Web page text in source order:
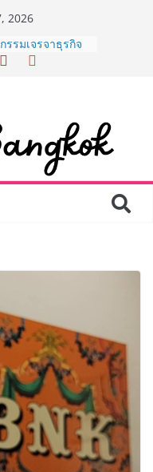
2026
รรมเจรจาธุรกิจ
2026” ยก
งมาลัย และสังฆ
เลือกซื้อมาลัย
แม่ เปิดให้
วโมง
School เผยวิสัย
นักธุรกิจทั่ว
แห่งปี พบ CEO
ดวิสัยทัศน์ธุรกิจ
ค รถแห่” ยกวง
นธมิตรทางธุรกิจ
อดเสิร์ฟความ
าน “ข้าวหน้าไก่
น่านฟ้า